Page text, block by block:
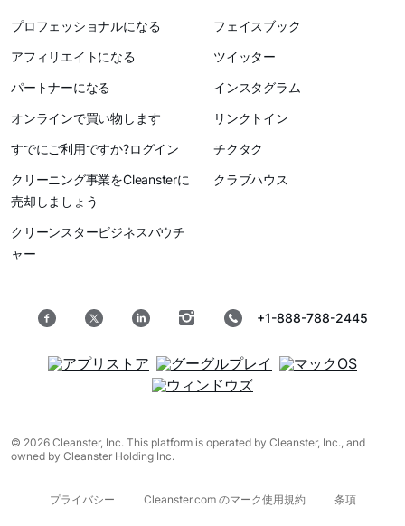
プロフェッショナルになる
アフィリエイトになる
パートナーになる
オンラインで買い物します
すでにご利用ですか?ログイン
クリーニング事業をCleansterに
売却しましょう
クリーンスタービジネスバウチ
ャー
フェイスブック
ツイッター
インスタグラム
リンクトイン
チクタク
クラブハウス
+1-888-788-2445
© 2026 Cleanster, Inc. This platform is operated by Cleanster, Inc., and
owned by Cleanster Holding Inc.
プライバシー Cleanster.com のマーク使用規約 条項